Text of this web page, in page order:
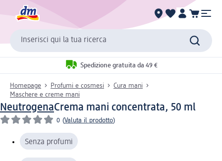
Inserisci qui la tua ricerca
Spedizione gratuita da 49 €
Homepage Profumi e cosmesi
Cura mani
Maschere e creme mani
NeutrogenaCrema mani concentrata, 50 ml
0 (Valuta il prodotto)
Senza profumi